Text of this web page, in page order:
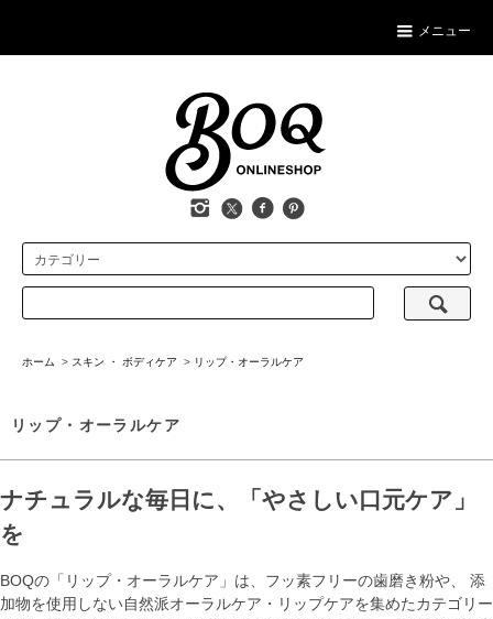
メニュー
ホーム > スキン ・ ボディケア > リップ・オーラルケア
リップ・オーラルケア
ナチュラルな毎日に、「やさしい口元ケア」
を
BOQの「リップ・オーラルケア」は、フッ素フリーの歯磨き粉や、 添
加物を使用しない自然派オーラルケア・リップケアを集めたカテゴリー